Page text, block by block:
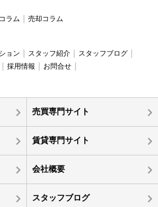
ラム 売却コラム
ョン スタッフ紹介
スタッフブログ
採用情報
お問合せ
売買専門サイト
賃貸専門サイト
会社概要
スタッフブログ